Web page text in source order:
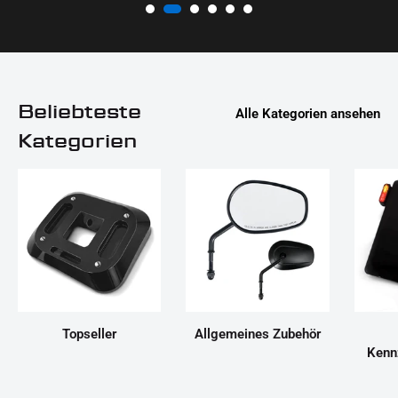
Beliebteste
Kategorien
Alle Kategorien ansehen
Topseller
Allgemeines Zubehör